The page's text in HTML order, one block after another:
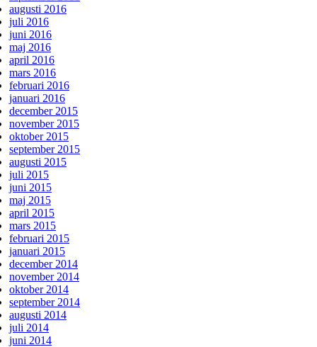
augusti 2016
juli 2016
juni 2016
maj 2016
april 2016
mars 2016
februari 2016
januari 2016
december 2015
november 2015
oktober 2015
september 2015
augusti 2015
juli 2015
juni 2015
maj 2015
april 2015
mars 2015
februari 2015
januari 2015
december 2014
november 2014
oktober 2014
september 2014
augusti 2014
juli 2014
juni 2014